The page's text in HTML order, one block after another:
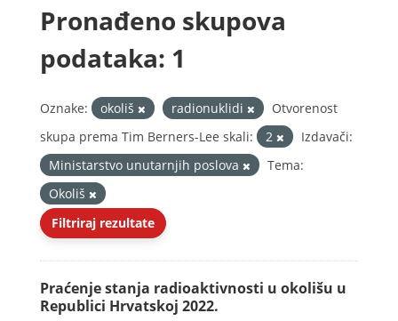
Pronađeno skupova
podataka: 1
Oznake: okoliš radionuklidi
Otvorenost
skupa prema Tim Berners-Lee skali:
2
Izdavači:
Ministarstvo unutarnjih poslova
Tema:
Okoliš
Filtriraj rezultate
Praćenje stanja radioaktivnosti u okolišu u
Republici Hrvatskoj 2022.